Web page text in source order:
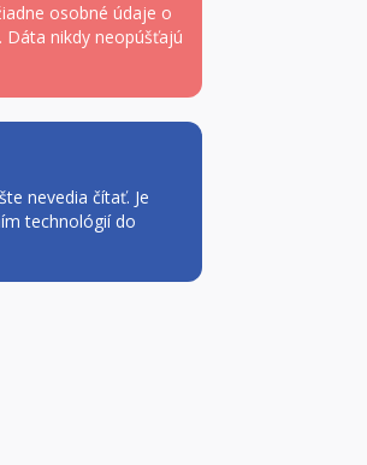
osobné údaje o
Dáta nikdy neopúšťajú
nevedia čítať. Je
technológií do